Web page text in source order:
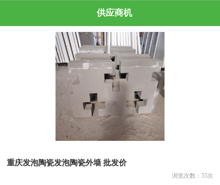
供应商机
重庆发泡陶瓷发泡陶瓷外墙 批发价
浏览次数： 55次